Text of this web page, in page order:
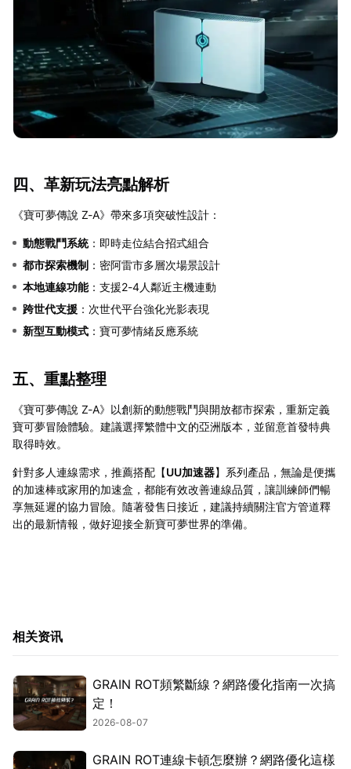
四、革新玩法亮點解析
《寶可夢傳說 Z-A》帶來多項突破性設計：
動態戰鬥系統：即時走位結合招式組合
都市探索機制 ：密阿雷市多層次場景設計
本地連線功能：支援2-4人鄰近主機連動
跨世代支援 ：次世代平台強化光影表現
新型互動模式 ：寶可夢情緒反應系統
五、重點整理
《寶可夢傳說 Z-A》以創新的動態戰鬥與開放都市探索，重新定義
寶可夢冒險體驗。建議選擇繁體中文的亞洲版本，並留意首發特典
取得時效。
針對多人連線需求，推薦搭配【UU加速器】系列產品，無論是便攜
的加速棒或家用的加速盒，都能有效改善連線品質，讓訓練師們暢
享無延遲的協力冒險。隨著發售日接近，建議持續關注官方管道釋
出的最新情報，做好迎接全新寶可夢世界的準備。
相关资讯
GRAIN ROT頻繁斷線？網路優化指南一次搞
定！
2026-08-07
GRAIN ROT連線卡頓怎麼辦？網路優化這樣